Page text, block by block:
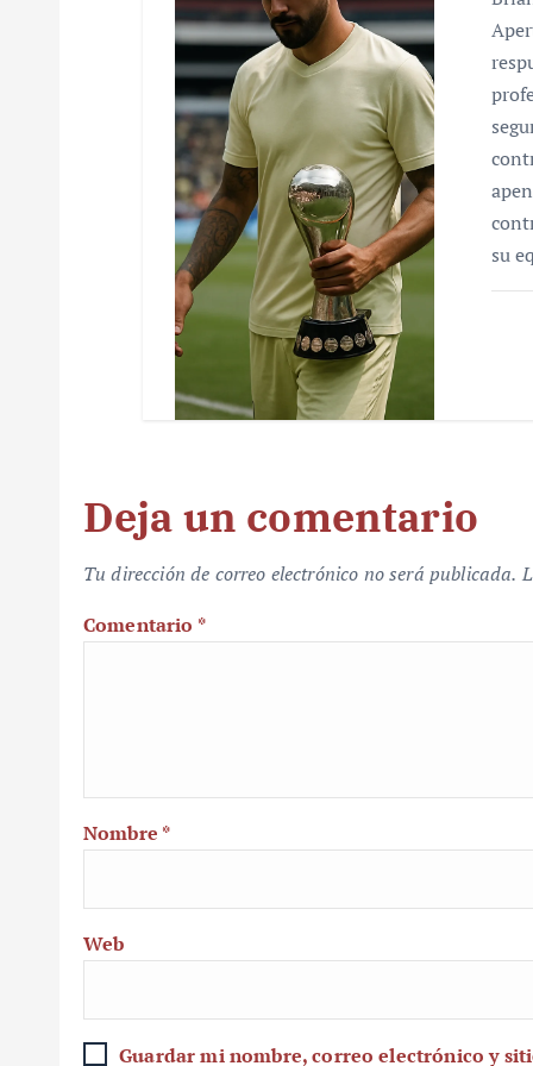
su
Deja un comentario
Tu dirección de correo electrónico no será publicada.
Comentario *
Nombre *
Web
Guardar mi nombre, correo electrónico y